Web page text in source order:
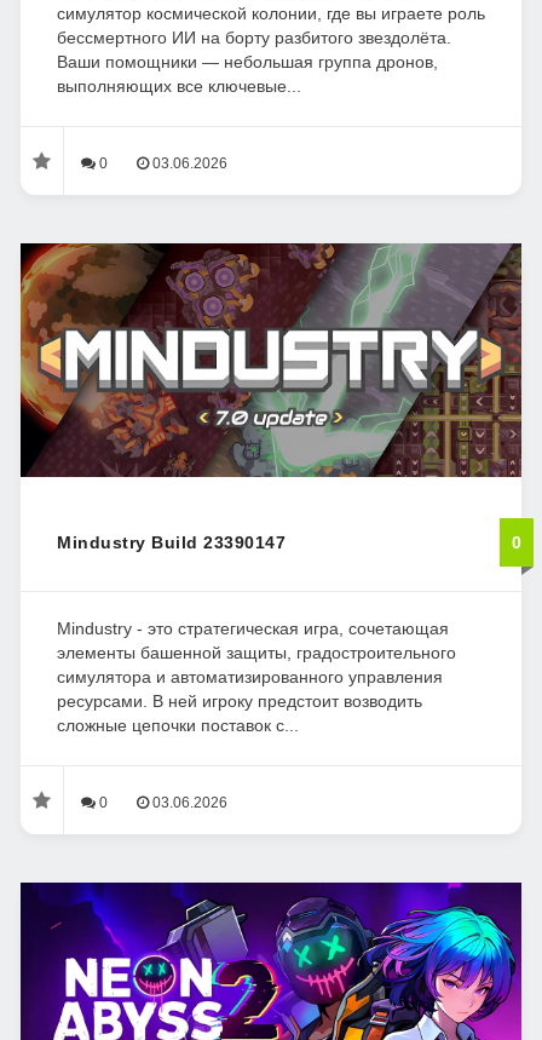
симулятор космической колонии, где вы играете роль
бессмертного ИИ на борту разбитого звездолёта.
Ваши помощники — небольшая группа дронов,
выполняющих все ключевые...
0 03.06.2026
Mindustry Build 23390147 0
Mindustry - это стратегическая игра, сочетающая
элементы башенной защиты, градостроительного
симулятора и автоматизированного управления
ресурсами. В ней игроку предстоит возводить
сложные цепочки поставок с...
0 03.06.2026